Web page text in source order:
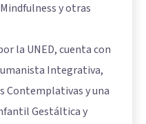
y otras
la UNED, cuenta con
Integrativa,
Contemplativas y una
Gestáltica y